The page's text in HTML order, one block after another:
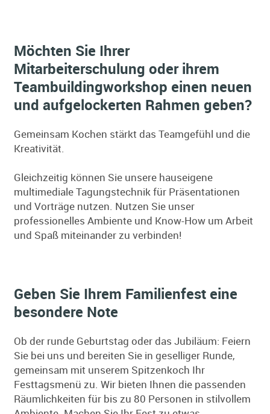
Möchten Sie Ihrer
Mitarbeiterschulung oder ihrem
Teambuildingworkshop einen neuen
und aufgelockerten Rahmen geben?
Gemeinsam Kochen stärkt das Teamgefühl und die
Kreativität.
Gleichzeitig können Sie unsere hauseigene
multimediale Tagungstechnik für Präsentationen
und Vorträge nutzen. Nutzen Sie unser
professionelles Ambiente und Know-How um Arbeit
und Spaß miteinander zu verbinden!
Geben Sie Ihrem Familienfest eine
besondere Note
Ob der runde Geburtstag oder das Jubiläum: Feiern
Sie bei uns und bereiten Sie in geselliger Runde,
gemeinsam mit unserem Spitzenkoch Ihr
Festtagsmenü zu. Wir bieten Ihnen die passenden
Räumlichkeiten für bis zu 80 Personen in stilvollem